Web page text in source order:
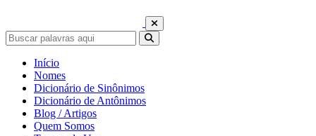
Início
Nomes
Dicionário de Sinônimos
Dicionário de Antônimos
Blog / Artigos
Quem Somos